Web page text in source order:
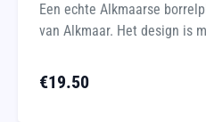
Een echte Alkmaarse
van Alkmaar. Het design is
€19.50